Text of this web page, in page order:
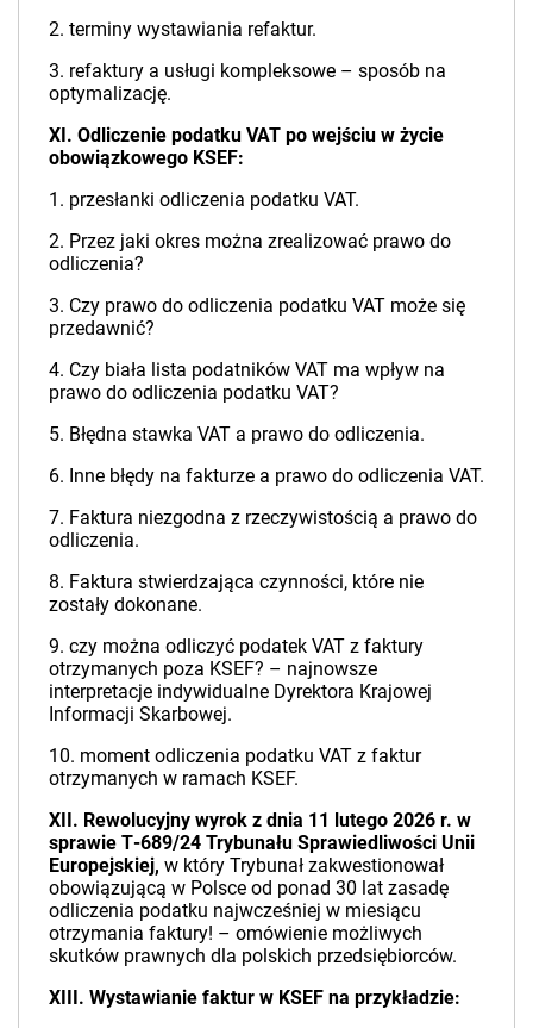
2. terminy wystawiania refaktur.
3. refaktury a usługi kompleksowe – sposób na
optymalizację.
XI. Odliczenie podatku VAT po wejściu w życie
obowiązkowego KSEF:
1. przesłanki odliczenia podatku VAT.
2. Przez jaki okres można zrealizować prawo do
odliczenia?
3. Czy prawo do odliczenia podatku VAT może się
przedawnić?
4. Czy biała lista podatników VAT ma wpływ na
prawo do odliczenia podatku VAT?
5. Błędna stawka VAT a prawo do odliczenia.
6. Inne błędy na fakturze a prawo do odliczenia VAT.
7. Faktura niezgodna z rzeczywistością a prawo do
odliczenia.
8. Faktura stwierdzająca czynności, które nie
zostały dokonane.
9. czy można odliczyć podatek VAT z faktury
otrzymanych poza KSEF? – najnowsze
interpretacje indywidualne Dyrektora Krajowej
Informacji Skarbowej.
10. moment odliczenia podatku VAT z faktur
otrzymanych w ramach KSEF.
XII. Rewolucyjny wyrok z dnia 11 lutego 2026 r. w
sprawie T‑689/24 Trybunału Sprawiedliwości Unii
Europejskiej, w który Trybunał zakwestionował
obowiązującą w Polsce od ponad 30 lat zasadę
odliczenia podatku najwcześniej w miesiącu
otrzymania faktury! – omówienie możliwych
skutków prawnych dla polskich przedsiębiorców.
XIII. Wystawianie faktur w KSEF na przykładzie: